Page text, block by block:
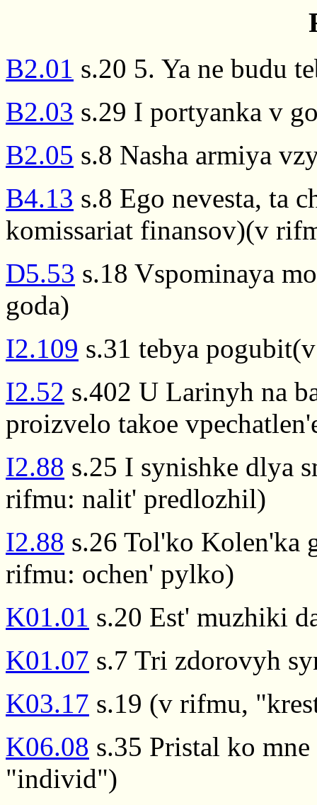
B2.01 s.20 5. Ya ne budu
B2.03 s.29 I portyanka v
B2.05 s.8 Nasha armiya
B4.13 s.8 Ego nevesta, ta
komissariat finansov)(v
D5.53 s.18 Vspominaya
goda)
I2.109 s.31 tebya
I2.52 s.402 U Larinyh na
proizvelo takoe
I2.88 s.25 I synishke dlya
rifmu: nalit' predlozhil)
I2.88 s.26 Tol'ko Kolen'ka
rifmu: ochen' pylko)
K01.01 s.20 Est' muzhiki
K01.07 s.7 Tri zdorovyh
K03.17 s.19 (v rifmu,
K06.08 s.35 Pristal ko
"individ")